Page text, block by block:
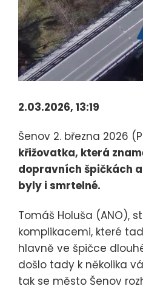
2.03.2026, 13:19
Šenov 2. března 2026
křižovatka, která
dopravních špičkách
byly i smrtelné.
Tomáš Holuša (ANO),
komplikacemi, které
hlavně ve špičce
došlo tady k několika
tak se město Šenov